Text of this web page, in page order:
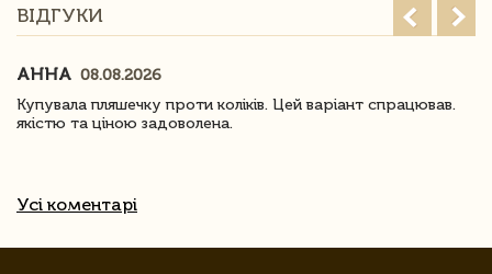
ВІДГУКИ
АННА 08.08.2026
Купувала пляшечку проти коліків. Цей варіант спрацював.
якістю та ціною задоволена.
Усі коментарі